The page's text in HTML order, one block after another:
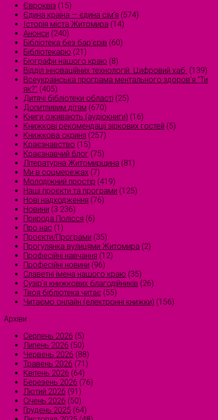
Євроквіз (15)
Єдина країна — єдина сім’я (574)
Історія міста Житомира (14)
Анонси (240)
Бібліотека без бар'єрів (60)
Бібліотекарю (21)
Біографи нашого краю (8)
Відділ інноваційних технологій. Цифровий хаб. (139)
Всеукраїнська програма ментального здоров'я "Ти
як?" (405)
Дитячі бібліотеки області (25)
Допитливим дітям (670)
Книги оживають (аудіокниги) (16)
Книжкові рекомендації зіркових гостей (5)
Книжкова скриня (257)
Краєзнавство (15)
Краєзнавчий блог (75)
Літературна Житомирщина (81)
Ми в соцмережах (7)
Молодіжний простір (419)
Наші проєкти та програми (125)
Нові надходження (76)
Новини (3 236)
Природа Полісся (6)
Про нас (1)
Проєкти/Програми (35)
Прогулянка вулицями Житомира (2)
Професійні навчання (12)
Професійні новини (96)
Славетні імена нашого краю (35)
Сузірʼя книжкових благодійників (26)
Твоя бібліотека читає (55)
Читаємо онлайн (електронні книжки) (156)
Архіви
Серпень 2026 (5)
Липень 2026 (50)
Червень 2026 (88)
Травень 2026 (71)
Квітень 2026 (64)
Березень 2026 (76)
Лютий 2026 (91)
Січень 2026 (50)
Грудень 2025 (64)